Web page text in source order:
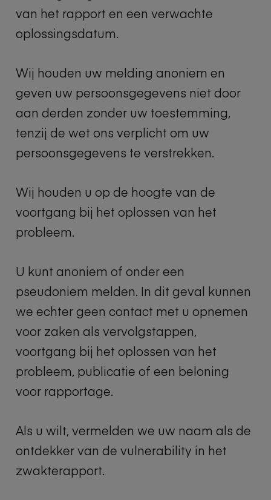
van het rapport en een verwachte
oplossingsdatum.
Wij houden uw melding anoniem en
geven uw persoonsgegevens niet door
aan derden zonder uw toestemming,
tenzij de wet ons verplicht om uw
persoonsgegevens te verstrekken.
Wij houden u op de hoogte van de
voortgang bij het oplossen van het
probleem.
U kunt anoniem of onder een
pseudoniem melden. In dit geval kunnen
we echter geen contact met u opnemen
voor zaken als vervolgstappen,
voortgang bij het oplossen van het
probleem, publicatie of een beloning
voor rapportage.
Als u wilt, vermelden we uw naam als de
ontdekker van de vulnerability in het
zwakterapport.